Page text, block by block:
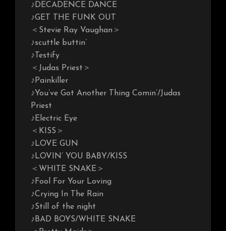
♪DECADENCE DANCE
♪GET THE FUNK OUT
＜Stevie Ray Vaughan＞
♪scuttle buttin’
♪Testify
＜Judas Priest＞
♪Painkiller
♪You’ve Got Another Thing Comin’/Judas
Priest
♪Electric Eye
＜KISS＞
♪LOVE GUN
♪LOVIN’ YOU BABY/KISS
＜WHITE SNAKE＞
♪Fool For Your Loving
♪Crying In The Rain
♪Still of the night
♪BAD BOYS/WHITE SNAKE